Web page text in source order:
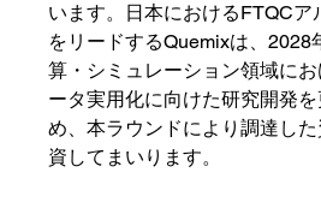
います。日本におけるFTQCア
をリードするQuemixは、2028
算・シミュレーション領域に
ータ実用化に向けた研究開発
め、本ラウンドにより調達し
資してまいります。